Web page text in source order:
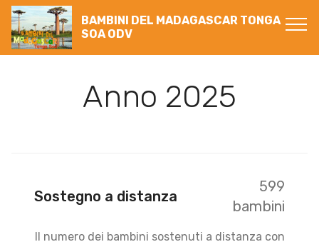
BAMBINI DEL MADAGASCAR TONGA
SOA ODV
Anno 2025
Sostegno a distanza
599
bambini
Il numero dei bambini sostenuti a distanza con